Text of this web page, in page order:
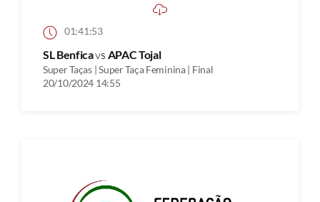
01:41:53
SL Benficavs APAC Tojal
Super Taças | Super Taça Feminina | Final
20/10/2024 14:55